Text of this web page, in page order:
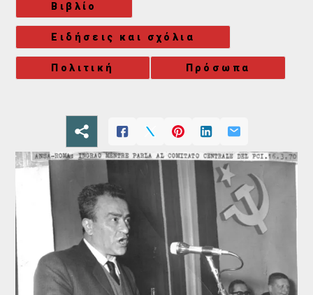
Βιβλίο
Ειδήσεις και σχόλια
Πολιτική Πρόσωπα